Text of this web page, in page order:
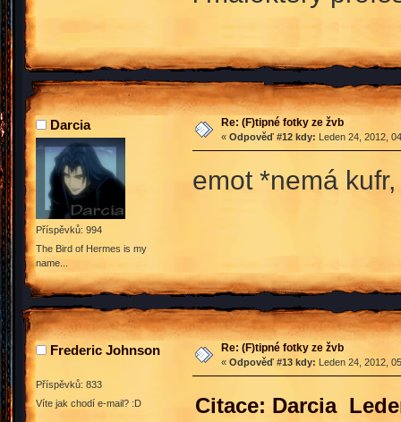
Darcia
Příspěvků: 994
The Bird of Hermes is my
name...
Re: (F)tipné fotky ze žvb
« Odpověď #12 kdy: Leden 24, 2012,
emot *nemá
Frederic Johnson
Příspěvků: 833
Víte jak chodí e-mail? :D
Re: (F)tipné fotky ze žvb
« Odpověď #13 kdy: Leden 24, 2012,
Citace: Darcia